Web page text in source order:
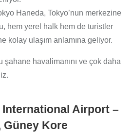
Haneda, Tokyo’nun merkezine
hem yerel halk hem de turistler
kolay ulaşım anlamına geliyor.
şahane havalimanını ve çok daha
Airport –
Güney Kore